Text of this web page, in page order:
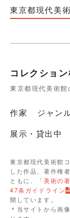
東京都現代美
コレクショ
東京都現代美術
作家 ジャン
展示・貸出中
東京都現代美術館
した作品、著作権
ともに、「美術の
47条ガイドライン
開しています。
＊当サイトから画